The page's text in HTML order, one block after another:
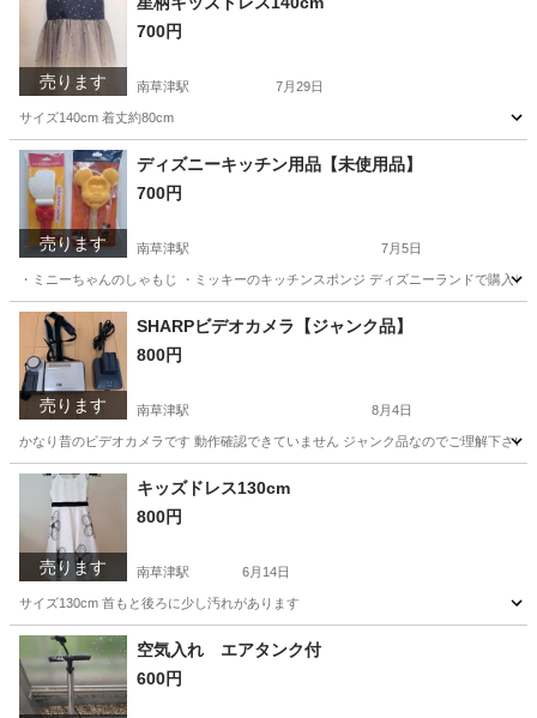
売ります
700円
南草津駅 7月29日
サイズ140cm 着丈約80cm
滋賀 草津市 南草津駅 キッズ用品 キッズドレス
売ります
ディズニーキッチン用品【未使用品】
700円
南草津駅 7月5日
・ミニーちゃんのしゃもじ ・ミッキーのキッチンスポンジ ディズニーランドで購入
滋賀 草津市 調理器具 用品
売ります
SHARPビデオカメラ【ジャンク品】
800円
南草津駅 8月4日
かなり昔のビデオカメラです 動作確認できていません ジャンク品なのでご理解下さい
滋賀 草津市 南草津駅
売ります
キッズドレス130cm
800円
南草津駅 6月14日
サイズ130cm 首もと後ろに少し汚れがあります
滋賀 草津市 南草津駅 キッズ用品
空気入れ エアタンク付
600円